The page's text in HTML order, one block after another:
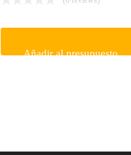
Añadir al presupuesto